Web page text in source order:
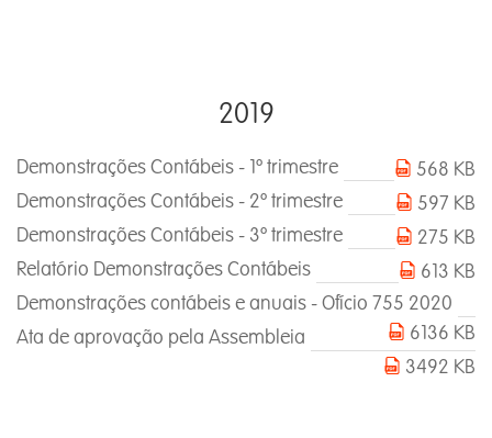
2019
Demonstrações Contábeis - 1º trimestre
568 KB
Demonstrações Contábeis - 2º trimestre
597 KB
Demonstrações Contábeis - 3º trimestre
275 KB
Relatório Demonstrações Contábeis
613 KB
Demonstrações contábeis e anuais - Ofício 755 2020
6136 KB
Ata de aprovação pela Assembleia
3492 KB